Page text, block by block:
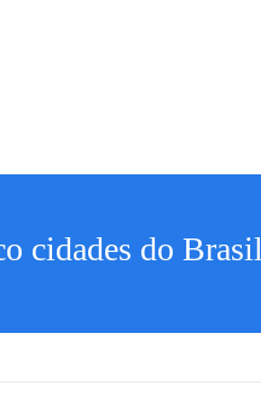
cidades do